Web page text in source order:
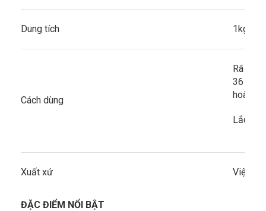
Dung tích 1kg
Cách dùng
Rã
36 giờ
hoàn
Lắc
Xuất xứ Việt
ĐẶC ĐIỂM NỔI BẬT